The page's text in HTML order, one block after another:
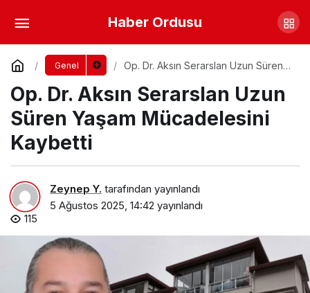
Haber Ordusu
Genel
Op. Dr. Aksın Serarslan Uzun Süren
Op. Dr. Aksın Serarslan Uzun
Süren Yaşam Mücadelesini
Kaybetti
Zeynep Y. tarafından yayınlandı
5 Ağustos 2025, 14:42 yayınlandı
115
Altınordu Belediyesi’nden Mobil Kuaför
Hizmeti: “Kuaför Kapınızda”
Yorum Yap